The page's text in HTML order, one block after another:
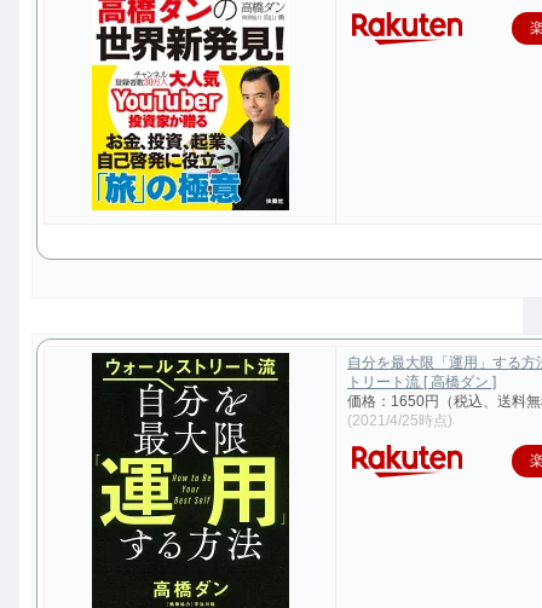
自分を最大限「運用」する方
トリート流 [ 高橋ダン ]
価格：1650円（税込、送料
(2021/4/25時点)